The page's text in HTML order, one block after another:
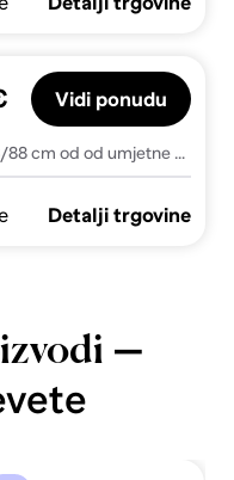
Uzglavlje s ušima krem 163x16x78/88 cm od od umjetne kože
Vidi ponudu
Detalji trgovine
—